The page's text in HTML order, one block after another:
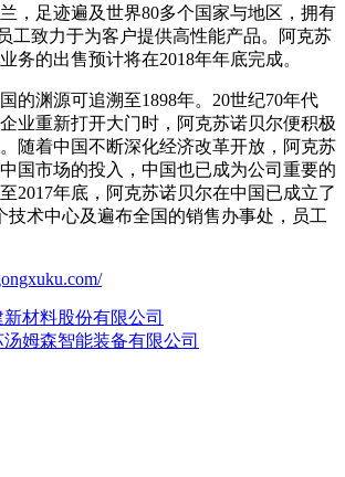
，足迹遍及世界80多个国家与地区，拥有
工致力于为客户提供高性能产品。阿克苏
务的出售预计将在2018年年底完成。
的渊源可追溯至1898年。20世纪70年代
业重新打开大门时，阿克苏诺贝尔便积极
随着中国不断深化经济改革开放，阿克苏
国市场的投入，中国也已成为公司重要的
2017年底，阿克苏诺贝尔在中国已成立了
技术中心及遍布全国的销售办事处，员工
新材料股份有限公司
汤姆森智能装备有限公司